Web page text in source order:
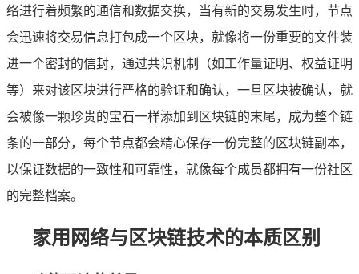
络进行着频繁的通信和数据交换，当有新的交易发生时，节点
会迅速将交易信息打包成一个区块，就像将一份重要的文件装
进一个密封的信封，通过共识机制（如工作量证明、权益证明
等）来对该区块进行严格的验证和确认，一旦区块被确认，就
会被像一颗珍贵的宝石一样添加到区块链的末尾，成为整个链
条的一部分，每个节点都会精心保存一份完整的区块链副本，
以保证数据的一致性和可靠性，就像每个成员都拥有一份社区
的完整档案。
家用网络与区块链技术的本质区别